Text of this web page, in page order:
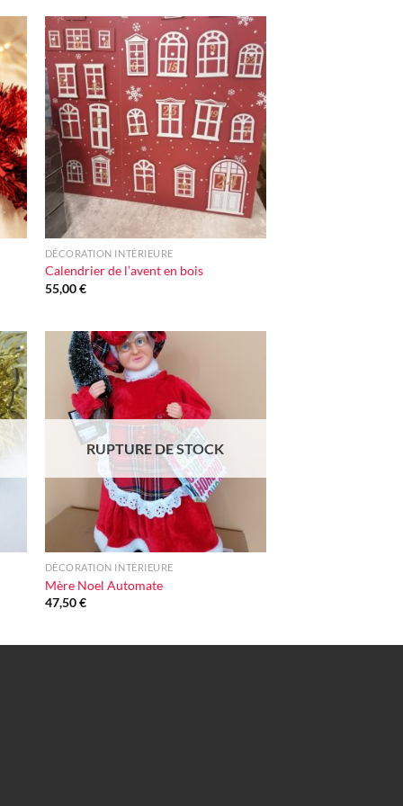
Ajouter
à la liste
d'envie
+
DÉCORATION INTÉRIEURE
Calendrier de l’avent en bois
55,00€
RUPTURE DE STOCK
DÉCORATION INTÉRIEURE
Mère Noel Automate
47,50€